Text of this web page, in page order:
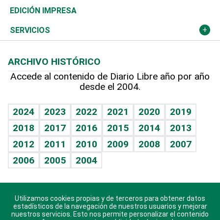
Caribe
Resto del mundo
Global y variable
Economía personal
Novedades
Podcast Arte Libre
Hablando con el pediatra
Vida y familia
Eñe
Celebrando la vida
Sin complejos
En pocas palabras
Escuchando al corazón
Olimpismo
Más deportes
Línea de hit
TBT Deportivo
Noticiero Poteleche
Columnistas
Martes de tecnología
Cambio climático
Deportes
Opinión
Hecho en casa
Guía del dinero
EDICIÓN IMPRESA
SERVICIOS
Cumpleaños
Horóscopos
Crucigramas
ARCHIVO HISTÓRICO
Accede al contenido de Diario Libre año por año
desde el 2004.
2024 2023 2022 2021 2020
2019
2018
2017 2016 2015 2014
2013
2012
2011 2010 2009 2008
2007
2006
2005 2004
Descarga nuestras aplicaciones para Android, iOS y
sistema Huawei.
Utilizamos cookies propias y de terceros para obtener datos
estadísticos de la navegación de nuestros usuarios y mejorar
nuestros servicios. Esto nos permite personalizar el contenido